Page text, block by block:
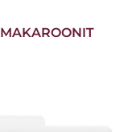
MAKAROONIT